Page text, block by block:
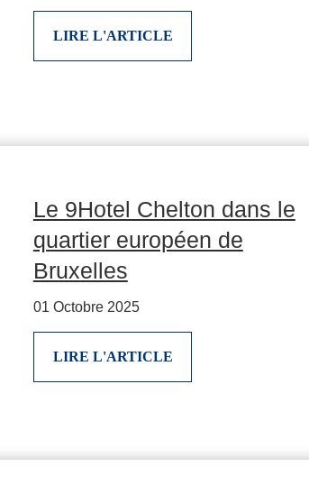
LIRE L'ARTICLE
Le 9Hotel Chelton dans le
quartier européen de
Bruxelles
01 Octobre 2025
LIRE L'ARTICLE